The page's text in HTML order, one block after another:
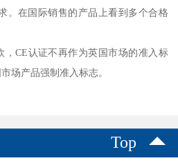
。在国际销售的产品上看到多个合格
，CE认证不再作为英国市场的准入标
场产品强制准入标志。
Top